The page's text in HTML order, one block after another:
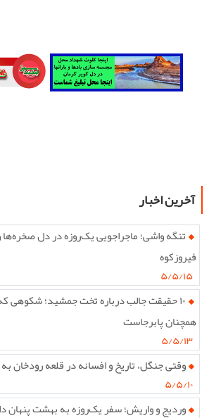
آخرین اخبار
تنگه واشی؛ ماجراجویی یک‌روزه در دل
فیروزکوه
۵/۵/۱۵
همچنان پابرجاست
۵/۵/۱۳
وقتی جنگل، تاریخ و افسانه در قلعه رودخان
۵/۵/۱۰
وردیج و واریش؛ سفر یک‌روزه به بهشت پنهان